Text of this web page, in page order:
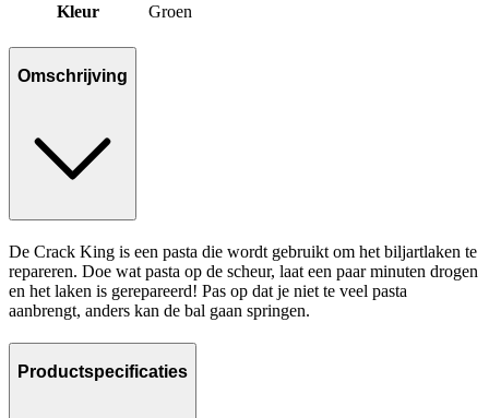
Kleur
Groen
Omschrijving
De Crack King is een pasta die wordt gebruikt om het biljartlaken te
repareren. Doe wat pasta op de scheur, laat een paar minuten drogen
en het laken is gerepareerd! Pas op dat je niet te veel pasta
aanbrengt, anders kan de bal gaan springen.
Productspecificaties